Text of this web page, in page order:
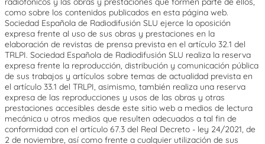
como sobre los contenidos publicados en esta página web.
Sociedad Española de Radiodifusión SLU ejerce la oposición
expresa frente al uso de sus obras y prestaciones en la
elaboración de revistas de prensa prevista en el artículo 32.1 del
TRLPI. Sociedad Española de Radiodifusión SLU realiza la reserva
expresa frente la reproducción, distribución y comunicación pública
de sus trabajos y artículos sobre temas de actualidad prevista en
el artículo 33.1 del TRLPI, asimismo, también realiza una reserva
expresa de las reproducciones y usos de las obras y otras
prestaciones accesibles desde este sitio web a medios de lectura
mecánica u otros medios que resulten adecuados a tal fin de
conformidad con el artículo 67.3 del Real Decreto - ley 24/2021, de
2 de noviembre, así como frente a cualquier utilización de sus